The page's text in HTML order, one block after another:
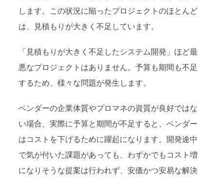
します。この状況に陥ったプロジェクトのほとんど
は、見積もりが大きく不足しています。
「見積もりが大きく不足したシステム開発」ほど最
悪なプロジェクトはありません。予算も期間も不足
するため、様々な問題が発生します。
ベンダーの企業体質やプロマネの資質が良好ではな
い場合、実際に予算と期間が不足すると、ベンダー
はコストを下げるために躍起になります。開発途中
で気が付いた課題があっても、わずかでもコスト増
になりそうな提案は行われず、安価かつ安易な解決